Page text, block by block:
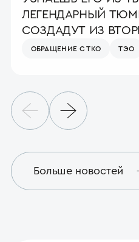
ЛЕГЕНДАРНЫЙ
СОЗДАДУТ ИЗ
ОБРАЩЕНИЕ С ТКО ТЭО
Больше новостей